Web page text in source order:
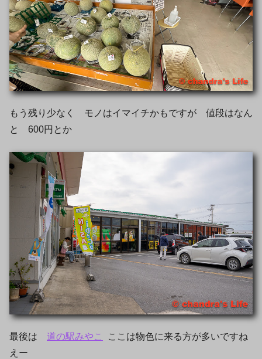
もう残り少なく モノはイマイチかもですが 値段はなん
と 600円とか
最後は 道の駅みやこ
ここは物色に来る方が多いですね
えー